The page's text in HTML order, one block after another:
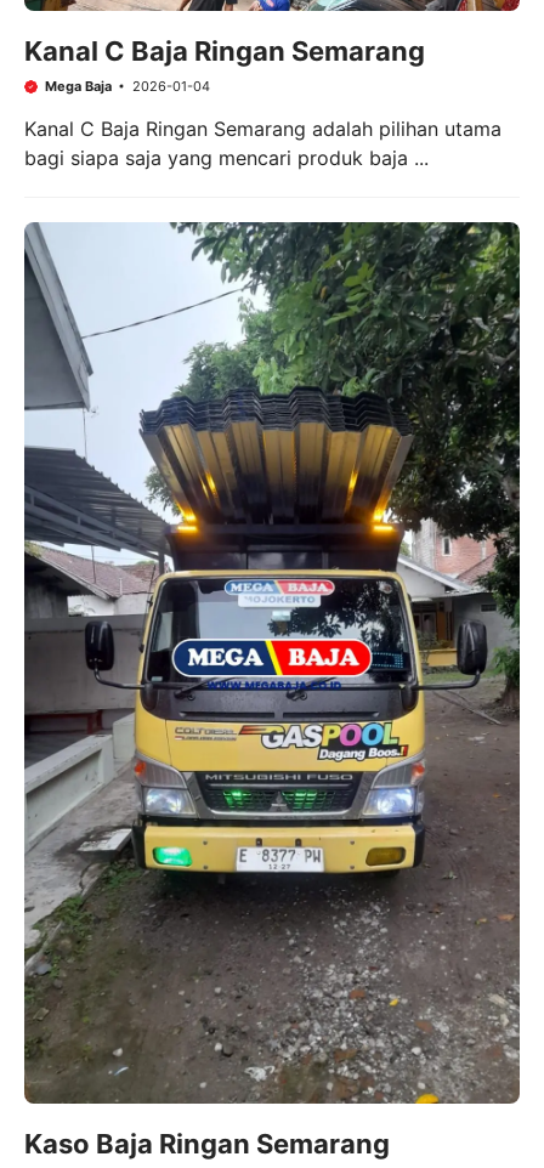
Kanal C Baja Ringan Semarang
Mega Baja 2026-01-04
Kanal C Baja Ringan Semarang adalah pilihan utama
bagi siapa saja yang mencari produk baja ...
Kaso Baja Ringan Semarang